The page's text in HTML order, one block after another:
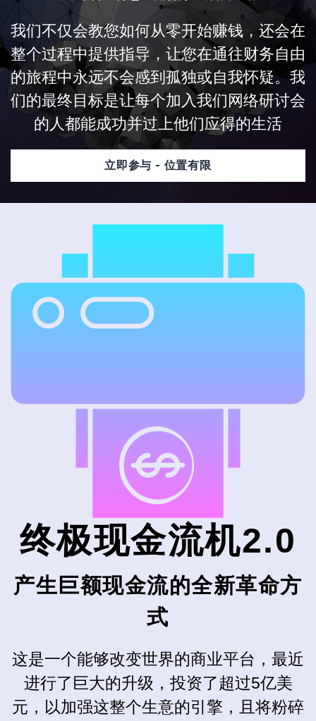
我们不仅会教您如何从零开始赚钱，还会在
整个过程中提供指导，让您在通往财务自由
的旅程中永远不会感到孤独或自我怀疑。我
们的最终目标是让每个加入我们网络研讨会
的人都能成功并过上他们应得的生活
立即参与 - 位置有限
终极现金流机2.0
产生巨额现金流的全新革命方
式
这是一个能够改变世界的商业平台，最近
进行了巨大的升级，投资了超过5亿美
元，以加强这整个生意的引擎，且将粉碎